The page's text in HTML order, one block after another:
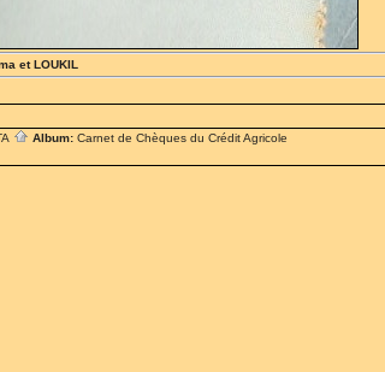
et LOUKIL
Album: Carnet de Chèques du Crédit Agricole